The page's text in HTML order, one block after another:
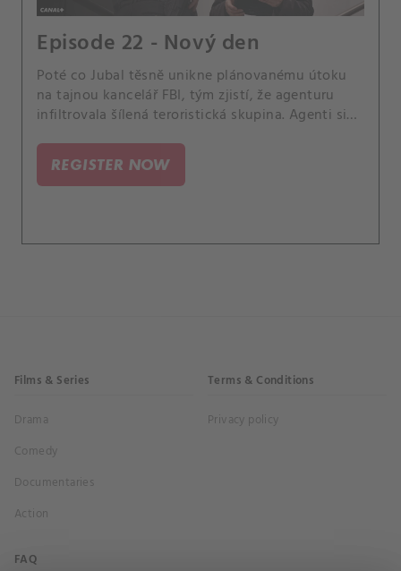
Episode 22 - Nový den
Poté co Jubal těsně unikne plánovanému útoku
na tajnou kancelář FBI, tým zjistí, že agenturu
infiltrovala šílená teroristická skupina. Agenti si
stínech, aby odhalili viníky ohrožující
nedotknutelnost terénní newyorské pobočky.
REGISTER NOW
Films & Series
Drama
Comedy
Documentaries
Action
Terms & Conditions
Privacy policy
FAQ